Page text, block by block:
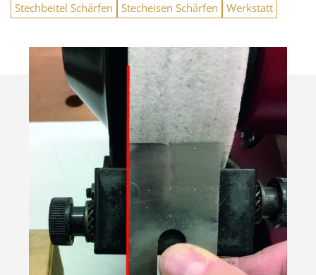
Stechbeitel Schärfen
Stecheisen Schärfen Werkstatt